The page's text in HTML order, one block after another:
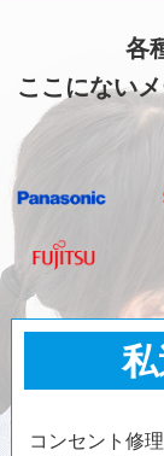
各
ここにない
コンセント修